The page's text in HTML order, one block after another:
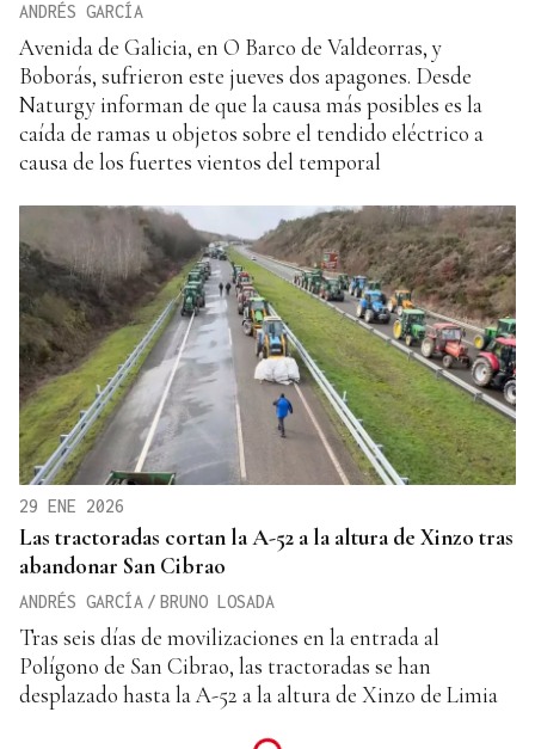
ANDRÉS GARCÍA
Avenida de Galicia, en O Barco de Valdeorras, y
Boborás, sufrieron este jueves dos apagones. Desde
Naturgy informan de que la causa más posibles es la
caída de ramas u objetos sobre el tendido eléctrico a
causa de los fuertes vientos del temporal
29 ENE 2026
Las tractoradas cortan la A-52 a la altura de Xinzo tras
abandonar San Cibrao
ANDRÉS GARCÍA / BRUNO LOSADA
Tras seis días de movilizaciones en la entrada al
Polígono de San Cibrao, las tractoradas se han
desplazado hasta la A-52 a la altura de Xinzo de Limia